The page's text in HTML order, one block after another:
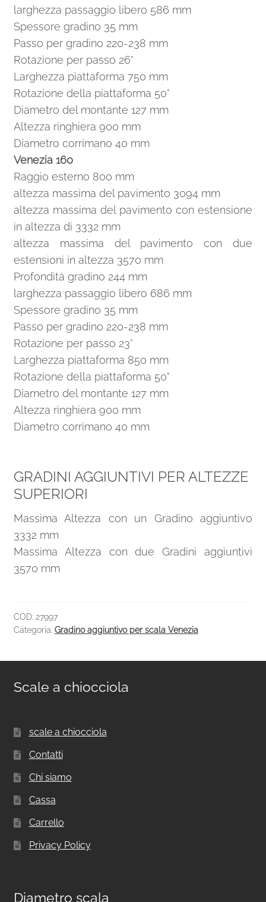
larghezza passaggio libero 586 mm
Spessore gradino 35 mm
Passo per gradino 220-238 mm
Rotazione per passo 26°
Larghezza piattaforma 750 mm
Rotazione della piattaforma 50°
Diametro del montante 127 mm
Altezza ringhiera 900 mm
Diametro corrimano 40 mm
Venezia 160
Raggio esterno 800 mm
altezza massima del pavimento 3094 mm
altezza massima del pavimento con estensione
in altezza di 3332 mm
altezza massima del pavimento con due
estensioni in altezza 3570 mm
Profondità gradino 244 mm
larghezza passaggio libero 686 mm
Spessore gradino 35 mm
Passo per gradino 220-238 mm
Rotazione per passo 23°
Larghezza piattaforma 850 mm
Rotazione della piattaforma 50°
Diametro del montante 127 mm
Altezza ringhiera 900 mm
Diametro corrimano 40 mm
GRADINI AGGIUNTIVI PER ALTEZZE
SUPERIORI
Massima Altezza con un Gradino aggiuntivo
3332 mm
Massima Altezza con due Gradini aggiuntivi
3570 mm
COD: 27997
Categoria: Gradino aggiuntivo per scala Venezia
Scale a chiocciola
scale a chiocciola
Contatti
Chi siamo
Cassa
Carrello
Privacy Policy
Diametro scala